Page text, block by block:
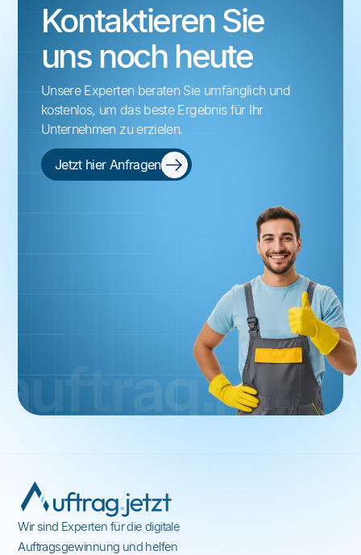
Kontaktieren Sie
uns noch heute
Unsere Experten beraten Sie umfänglich und
kostenlos, um das beste Ergebnis für Ihr
Unternehmen zu erzielen.
Jetzt hier Anfragen
Wir sind Experten für die digitale
Auftragsgewinnung und helfen